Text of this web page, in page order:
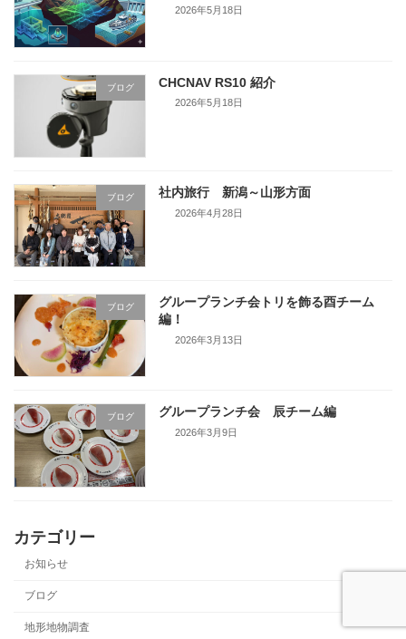
2026年5月18日
ブログ CHCNAV RS10 紹介
2026年5月18日
ブログ 社内旅行 新潟～山形方面
2026年4月28日
ブログ
グループランチ会トリを飾る酉チーム
編！
2026年3月13日
ブログ グループランチ会 辰チーム編
2026年3月9日
カテゴリー
お知らせ
ブログ
地形地物調査